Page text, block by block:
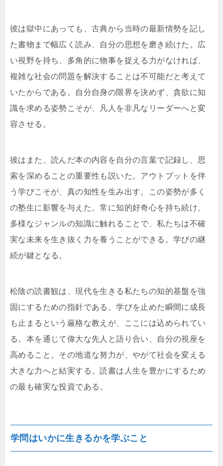
彼は獄中にあっても、古典から当時の最新情勢を記し
た書物まで幅広く読み、自分の思想を磨き続けた。広
い視野を持ち、多角的に物事を捉える力がなければ、
複雑な社会の問題を解決することは不可能だと考えて
いたからである。自分自身の限界を決めず、貪欲に知
識を求める姿勢こそが、凡人を非凡なリーダーへと変
容させる。
彼はまた、読んだ本の内容を自分の言葉で記録し、思
索を深めることの重要性も説いた。アウトプットを伴
う学びこそが、真の知性を生み出す。この姿勢が多く
の塾生に影響を与えた。常に知的好奇心を持ち続け、
多様なジャンルの知識に触れることで、私たちは不確
実な未来を生き抜く力を養うことができる。学びの継
続が鍵となる。
松陰の読書観は、現代を生きる私たちの知的基盤を強
固にするための指針である。学びを止めた瞬間に成長
も止まるという厳格な教えが、ここには込められてい
る。本を通じて偉大な先人と語り合い、自分の視座を
高めること。その地道な努力が、やがて社会を変える
大きな力へと結実する。読書は人生を豊かにするため
の最も確実な投資である。
学問はいかに生きるかを学ぶこと